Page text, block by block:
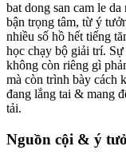
bat dong san cam le
bận trọng tâm, từ ý
nhiều số hồ hết tiếng
học chạy bộ giải trí.
không còn riêng gì
mà còn trình bày cách
đang lắng tai & mang
tải.
Nguồn cội & ý